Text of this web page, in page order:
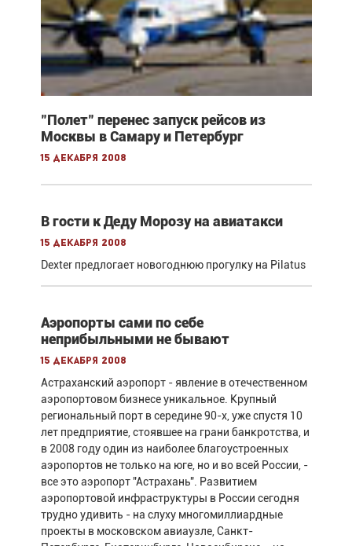
"Полет" перенес запуск рейсов из
Москвы в Самару и Петербург
15 декабря 2008
В гости к Деду Морозу на авиатакси
15 декабря 2008
Dexter предлогает новогоднюю прогулку на Pilatus
Аэропорты сами по себе
неприбыльными не бывают
15 декабря 2008
Астраханский аэропорт - явление в отечественном
аэропортовом бизнесе уникальное. Крупный
региональный порт в середине 90-х, уже спустя 10
лет предприятие, стоявшее на грани банкротства, и
в 2008 году один из наиболее благоустроенных
аэропортов не только на юге, но и во всей России, -
все это аэропорт "Астрахань". Развитием
аэропортовой инфраструктуры в России сегодня
трудно удивить - на слуху многомиллиардные
проекты в московском авиаузле, Санкт-